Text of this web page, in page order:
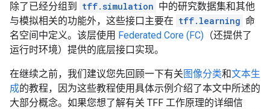
除了已经分组到 tff.simulation 中的研究数据集和其他
与模拟相关的功能外，这些接口主要在 tff.learning 命
名空间中定义。该层使用 Federated Core (FC) （还提供了
运行时环境）提供的底层接口实现。
在继续之前，我们建议您先回顾一下有关图像分类和文本生
成的教程，因为这些教程使用具体示例介绍了本文中所述的
大部分概念。如果您想了解有关 TFF 工作原理的详细信